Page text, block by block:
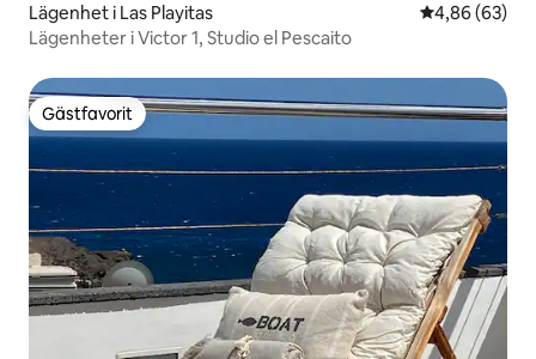
Lägenhet i Las Playitas 4,86 av 5 i
4,86 (63)
Lägenheter i Victor 1, Studio el Pescaito
Gästfavorit
Gästfavorit